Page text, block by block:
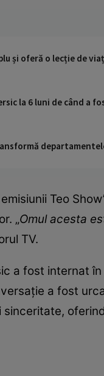
și oferă o lecție de
la 6 luni de când a
Teo
„Omul acesta
TV.
a fost internat
a fost